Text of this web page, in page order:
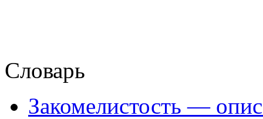
Словарь
Закомелистость —